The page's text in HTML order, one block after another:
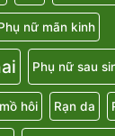
phụ Phụ nữ
nữ mãn kinh
Phụ nữ sau
hôi Rạn da